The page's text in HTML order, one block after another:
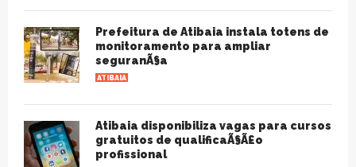
Prefeitura de Atibaia instala totens de
monitoramento para ampliar
seguranÃ§a
ATIBAIA
Atibaia disponibiliza vagas para cursos
gratuitos de qualificaÃ§Ã£o
profissional